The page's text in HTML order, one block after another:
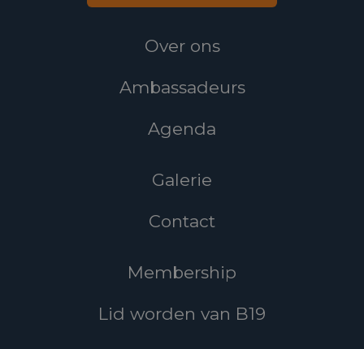
Over ons
Ambassadeurs
Agenda
Galerie
Contact
Membership
Lid worden van B19